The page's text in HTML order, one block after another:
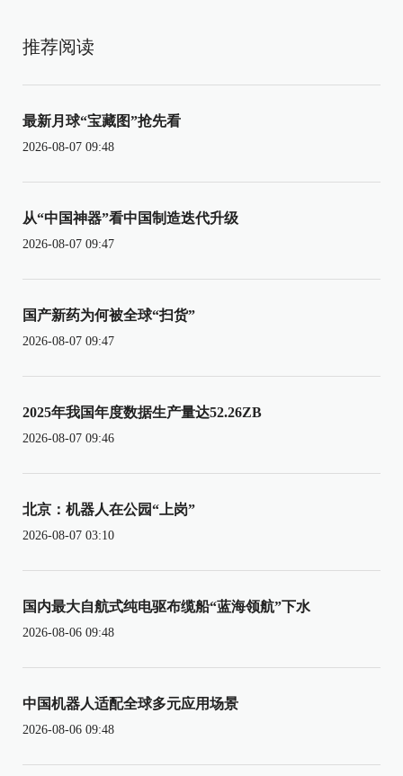
推荐阅读
最新月球“宝藏图”抢先看
2026-08-07 09:48
从“中国神器”看中国制造迭代升级
2026-08-07 09:47
国产新药为何被全球“扫货”
2026-08-07 09:47
2025年我国年度数据生产量达52.26ZB
2026-08-07 09:46
北京：机器人在公园“上岗”
2026-08-07 03:10
国内最大自航式纯电驱布缆船“蓝海领航”下水
2026-08-06 09:48
中国机器人适配全球多元应用场景
2026-08-06 09:48